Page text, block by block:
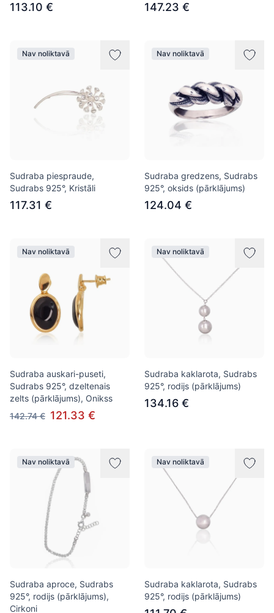
113.10 € 147.23 €
Nav noliktavā
Sudraba piespraude,
Sudrabs 925°, Kristāli
117.31 €
Nav noliktavā
Sudraba gredzens, Sudrabs
925°, oksids (pārklājums)
124.04 €
Nav noliktavā
Sudraba auskari-puseti,
Sudrabs 925°, dzeltenais
zelts (pārklājums), Onikss
142.74 € 121.33 €
Nav noliktavā
Sudraba kaklarota, Sudrabs
925°, rodijs (pārklājums)
134.16 €
Nav noliktavā
Sudraba aproce, Sudrabs
925°, rodijs (pārklājums),
Cirkoni
Nav noliktavā
Sudraba kaklarota, Sudrabs
925°, rodijs (pārklājums)